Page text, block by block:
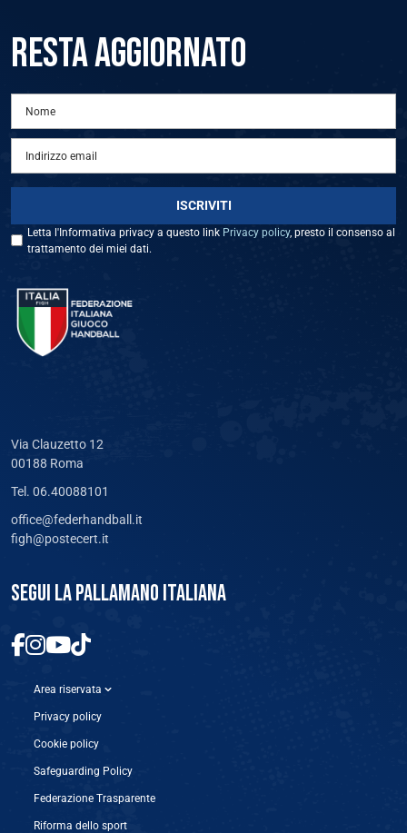
RESTA AGGIORNATO
Letta l'Informativa privacy a questo link Privacy policy, presto il consenso al
trattamento dei miei dati.
Via Clauzetto 12
00188 Roma
Tel. 06.40088101
office@federhandball.it
figh@postecert.it
SEGUI LA PALLAMANO ITALIANA
Area riservata
Privacy policy
Cookie policy
Safeguarding Policy
Federazione Trasparente
Riforma dello sport